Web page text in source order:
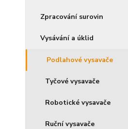
Zpracování surovin
Vysávání a úklid
Podlahové vysavače
Tyčové vysavače
Robotické vysavače
Ruční vysavače